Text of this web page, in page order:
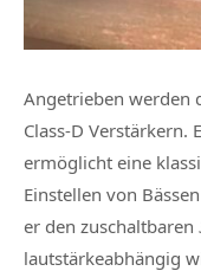
Angetrieben werden
Class-D Verstärkern.
ermöglicht eine
Einstellen von
er den zuschaltbaren
lautstärkeabhängig